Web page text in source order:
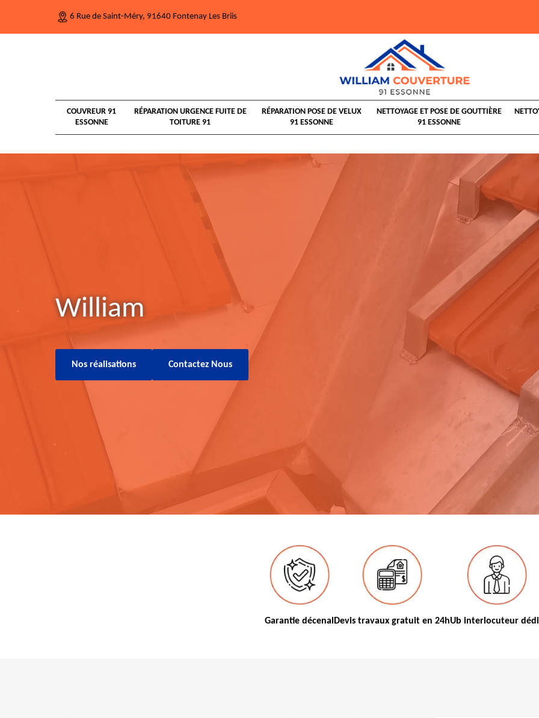
6 Rue de Saint-Méry, 91640 Fontenay Les Briis
COUVREUR 91
ESSONNE
RÉPARATION URGENCE FUITE DE
TOITURE 91
RÉPARATION POSE DE VELUX
91 ESSONNE
NETTOYAGE ET POSE DE GOUTTIÈRE
91 ESSONNE
William
Nos réalisations Contactez Nous
Garantie décenal Devis travaux gratuit en 24hUb interlocuteur